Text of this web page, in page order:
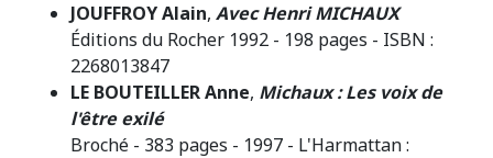
JOUFFROY Alain, Avec Henri MICHAUX
Éditions du Rocher 1992 - 198 pages - ISBN :
2268013847
LE BOUTEILLER Anne, Michaux : Les voix de
l'être exilé
Broché - 383 pages - 1997 - L'Harmattan :